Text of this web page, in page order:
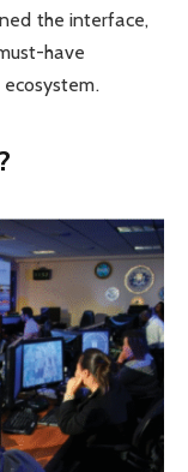
the interface,
have